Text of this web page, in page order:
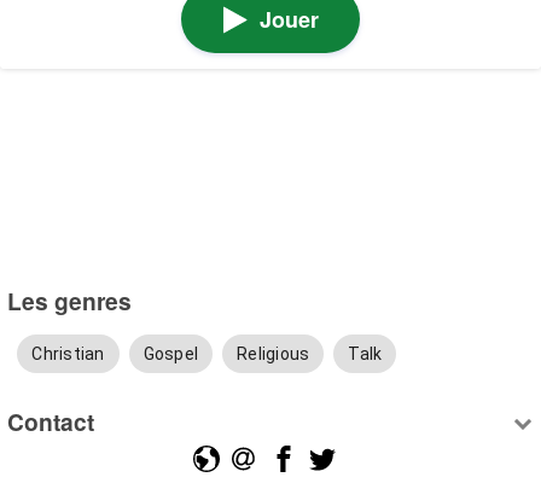
Jouer
Les genres
Christian Gospel Religious Talk
Contact